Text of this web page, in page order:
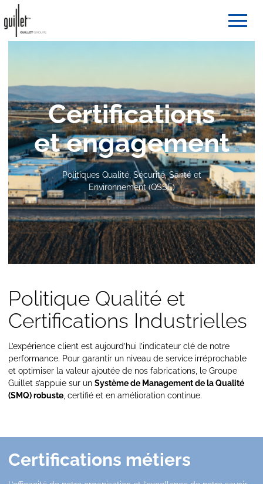
Certifications
et engagement
Politiques Qualité, Sécurité, Santé et
Environnement (QSSE)
Politique Qualité et
Certifications Industrielles
L’expérience client est aujourd’hui l’indicateur clé de notre
performance. Pour garantir un niveau de service irréprochable
et optimiser la valeur ajoutée de nos fabrications, le Groupe
Guillet s’appuie sur un Système de Management de la Qualité
(SMQ) robuste , certifié et en amélioration continue.
Certifications métiers